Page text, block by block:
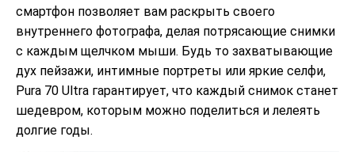
смартфон позволяет вам раскрыть своего
внутреннего фотографа, делая потрясающие снимки
с каждым щелчком мыши. Будь то захватывающие
дух пейзажи, интимные портреты или яркие селфи,
Pura 70 Ultra гарантирует, что каждый снимок станет
шедевром, которым можно поделиться и лелеять
долгие годы.